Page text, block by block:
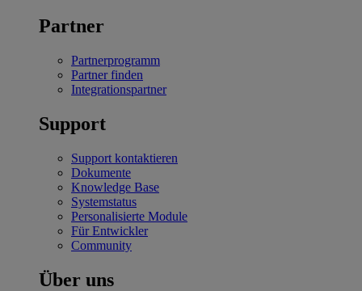
Partner
Partnerprogramm
Partner finden
Integrationspartner
Support
Support kontaktieren
Dokumente
Knowledge Base
Systemstatus
Personalisierte Module
Für Entwickler
Community
Über uns